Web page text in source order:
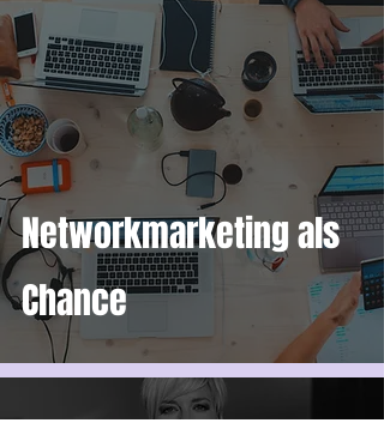
Networkmarketing als
Chance